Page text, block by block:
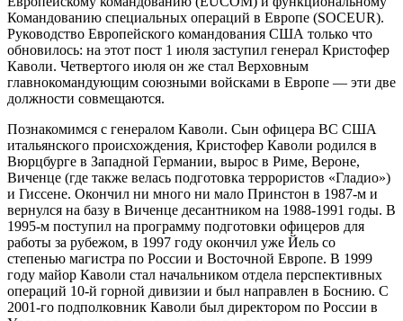
Командованию специальных операций в Европе (SOCEUR).
Руководство Европейского командования США только что
обновилось: на этот пост 1 июля заступил генерал Кристофер
Каволи. Четвертого июля он же стал Верховным
главнокомандующим союзными войсками в Европе — эти две
должности совмещаются.
Познакомимся с генералом Каволи. Сын офицера ВС США
итальянского происхождения, Кристофер Каволи родился в
Вюрцбурге в Западной Германии, вырос в Риме, Вероне,
Виченце (где также велась подготовка террористов «Гладио»)
и Гиссене. Окончил ни много ни мало Принстон в 1987-м и
вернулся на базу в Виченце десантником на 1988-1991 годы. В
1995-м поступил на программу подготовки офицеров для
работы за рубежом, в 1997 году окончил уже Йель со
степенью магистра по России и Восточной Европе. В 1999
году майор Каволи стал начальником отдела перспективных
операций 10-й горной дивизии и был направлен в Боснию. С
2001-го подполковник Каволи был директором по России в